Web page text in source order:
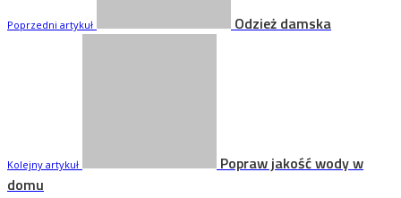
Poprzedni artykuł Odzież damska
Kolejny artykuł
Popraw jakość wody w
domu